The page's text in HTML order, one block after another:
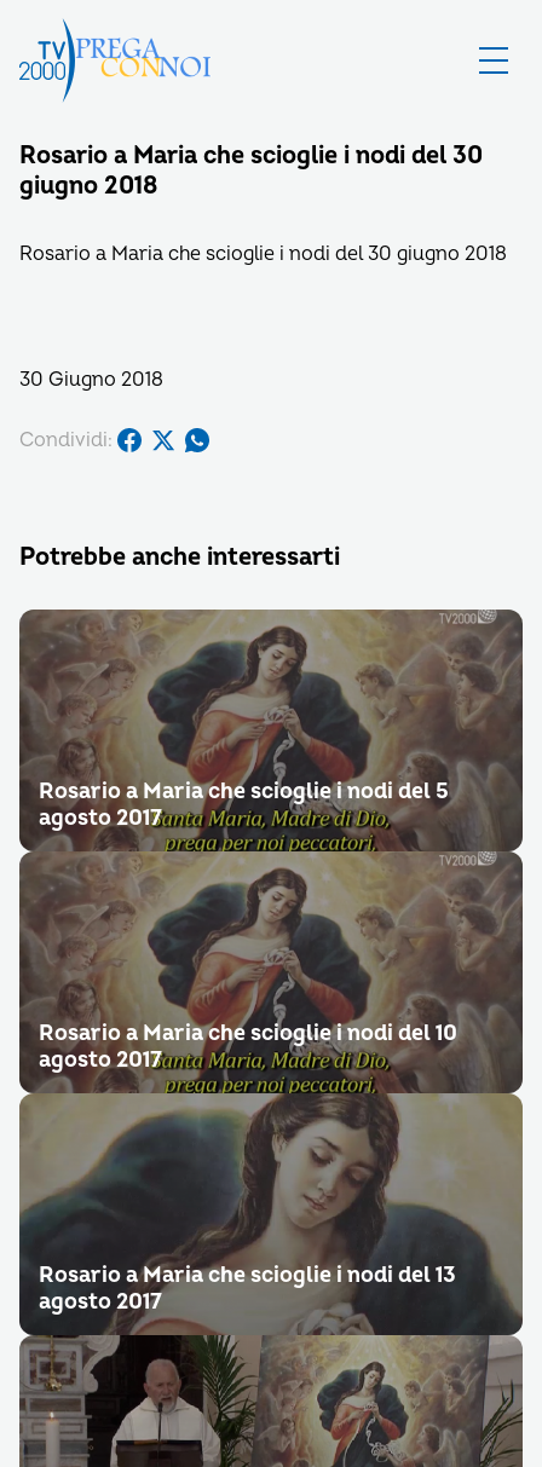
Rosario a Maria che scioglie i nodi del 30
giugno 2018
Rosario a Maria che scioglie i nodi del 30 giugno 2018
30 Giugno 2018
Condividi:
Potrebbe anche interessarti
Rosario a Maria che scioglie i nodi del 5
agosto 2017
Rosario a Maria che scioglie i nodi del 10
agosto 2017
Rosario a Maria che scioglie i nodi del 13
agosto 2017